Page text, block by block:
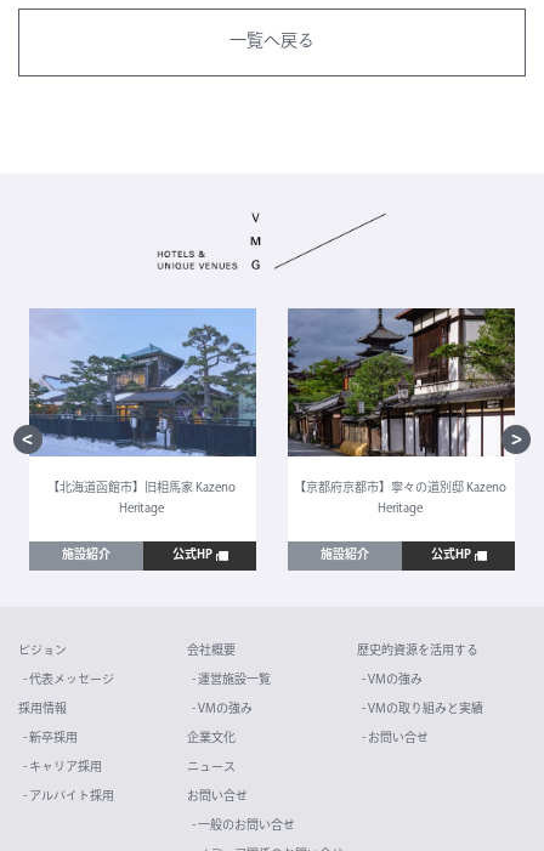
一覧へ戻る
【北海道函館市】旧相馬家 Kazeno
Heritage
施設紹介 公式HP
【京都府京都市】寧々の道別邸 Kazeno
Heritage
施設紹介 公式HP
ビジョン
- 代表メッセージ
採用情報
- 新卒採用
- キャリア採用
- アルバイト採用
会社概要
- 運営施設一覧
- VMの強み
企業文化
ニュース
お問い合せ
- 一般のお問い合せ
歴史的資源を活用する
- VMの強み
- VMの取り組みと実績
- お問い合せ